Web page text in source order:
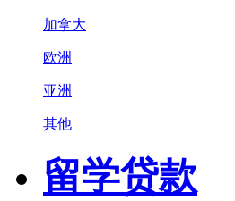
加拿大
欧洲
亚洲
其他
留学贷款